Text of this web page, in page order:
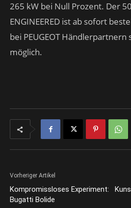
265 kW bei Null Prozent. Der
ENGINEERED ist ab sofort
bei PEUGEOT Händlerpartnern
möglich.
Vorheriger Artikel
Kompromissloses Experiment:
Bugatti Bolide